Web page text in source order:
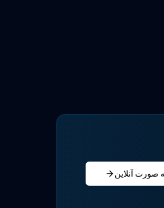
صورت آنلاین